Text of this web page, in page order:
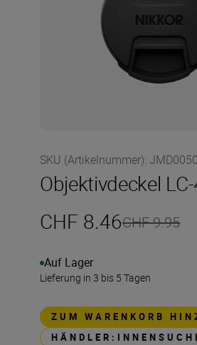
SKU (Artikelnummer):
Objektivdeckel
CHF 8.46CHF 9.95
Auf Lager
Lieferung in 3 bis 5 Tagen
ZUM WARENKORB